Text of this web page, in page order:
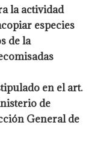
la actividad
especies
de la
en el art.
de
General de